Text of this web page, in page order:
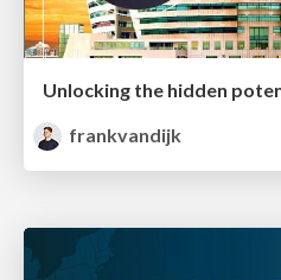
frankvandijk